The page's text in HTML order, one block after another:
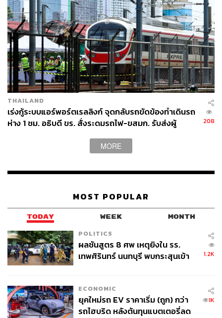
THAILAND
เร่งกู้ระบบแอร์พอร์ตเรลลิงก์ จุดกลับรถขัดข้องทำเดินรถ
ห่าง 1 ชม. อธิบดี ขร. สั่งระดมรถไฟ-ขสมก. รับส่งผู้
208
MORE
MOST POPULAR
TODAY WEEK MONTH
POLITICS
ผลชันสูตร 8 ศพ เหตุยิงใน รร.
เทพศิรินทร์ นนทบุรี พบกระสุนเข้า
1.2K
ECONOMIC
ยุคใหม่รถ EV ราคาเริ่ม (ถูก) กว่า
รถไฮบริด หลังต้นทุนแบตเตอรี่ลด
1K